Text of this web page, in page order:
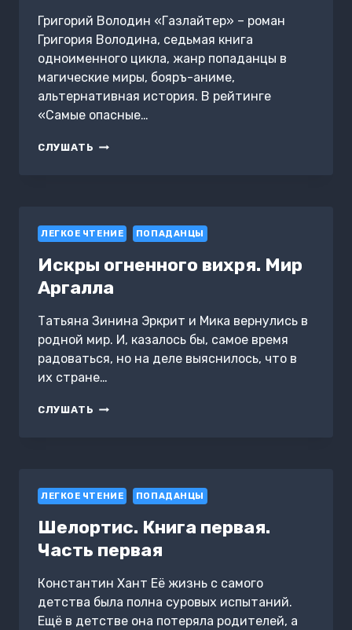
Григорий Володин «Газлайтер» – роман
Григория Володина, седьмая книга
одноименного цикла, жанр попаданцы в
магические миры, бояръ-аниме,
альтернативная история. В рейтинге
«Самые опасные…
СЛУШАТЬ ГАЗЛАЙТЕР.
ЛЕГКОЕ ЧТЕНИЕ ПОПАДАНЦЫ
Искры огненного вихря. Мир
Аргалла
Татьяна Зинина Эркрит и Мика вернулись в
родной мир. И, казалось бы, самое время
радоваться, но на деле выяснилось, что в
их стране…
СЛУШАТЬ ИСКРЫ
ЛЕГКОЕ ЧТЕНИЕ ПОПАДАНЦЫ
Шелортис. Книга первая.
Часть первая
Константин Хант Её жизнь с самого
детства была полна суровых испытаний.
Ещё в детстве она потеряла родителей, а